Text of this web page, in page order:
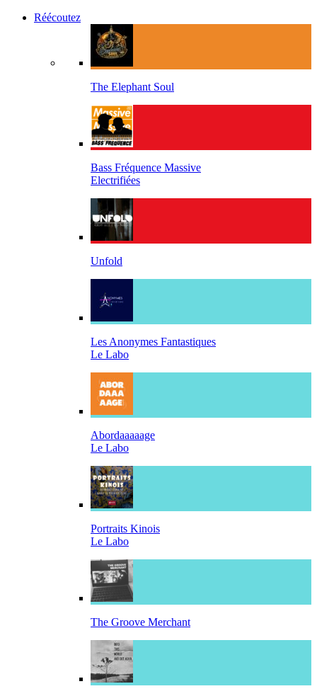
Réécoutez
The Elephant Soul
Bass Fréquence Massive
Electrifiées
Unfold
Les Anonymes Fantastiques
Le Labo
Abordaaaaage
Le Labo
Portraits Kinois
Le Labo
The Groove Merchant